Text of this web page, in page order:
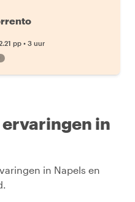
pp • 3 uur
in
in Napels en